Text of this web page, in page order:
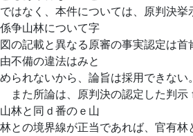
ではなく、本件については、原判決
係争山林について字
図の記載と異なる原審の事実認定は
由不備の違法はみと
められないから、論旨は採用できない。
また所論は、原判決の認定した判示
山林と同ｄ番のｅ山
林との境界線が正当であれば、官有林